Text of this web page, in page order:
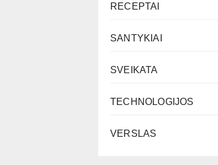
RECEPTAI
SANTYKIAI
SVEIKATA
TECHNOLOGIJOS
VERSLAS